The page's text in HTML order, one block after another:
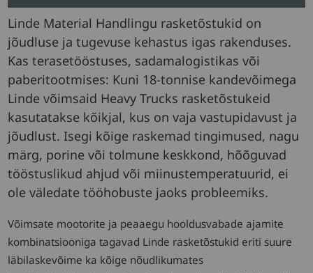
Linde Material Handlingu rasketõstukid on
jõudluse ja tugevuse kehastus igas rakenduses.
Kas terasetööstuses, sadamalogistikas või
paberitootmises: Kuni 18-tonnise kandevõimega
Linde võimsaid Heavy Trucks rasketõstukeid
kasutatakse kõikjal, kus on vaja vastupidavust ja
jõudlust. Isegi kõige raskemad tingimused, nagu
märg, porine või tolmune keskkond, hõõguvad
tööstuslikud ahjud või miinustemperatuurid, ei
ole väledate tööhobuste jaoks probleemiks.
Võimsate mootorite ja peaaegu hooldusvabade ajamite
kombinatsiooniga tagavad Linde rasketõstukid eriti suure
läbilaskevõime ka kõige nõudlikumates